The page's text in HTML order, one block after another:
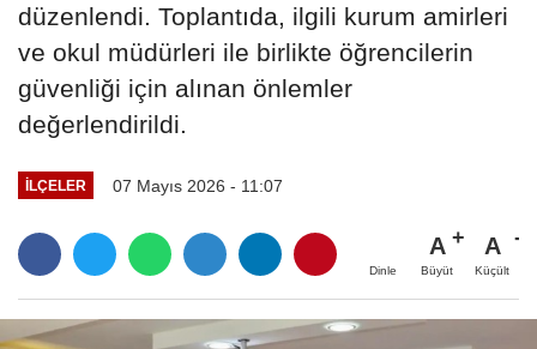
düzenlendi. Toplantıda, ilgili kurum amirleri
ve okul müdürleri ile birlikte öğrencilerin
güvenliği için alınan önlemler
değerlendirildi.
İLÇELER 07 Mayıs 2026 - 11:07
Dinle
A
Büyüt
A
Küçült